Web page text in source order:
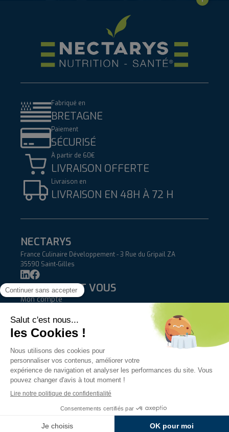
Fabriqué en
BRETAGNE
Paiement
SÉCURISÉ
À partir de 60€
LIVRAISON OFFERTE
Livraison en
LIVRAISON EN 48H À 72 H
NECTARYS
France Culinaire Développement - 3 Rue du Gripail ZA
35590 Saint-Gilles
NECTARYS ET VOUS
Mon compte
AIDE
FAQ
Conditions Générales de Vente
INFORMATIONS
Qui sommes-nous ?
Mentions légales & crédits
Nectarys 2026 © - Imaginé parMédiapilote (Laval) - Développé